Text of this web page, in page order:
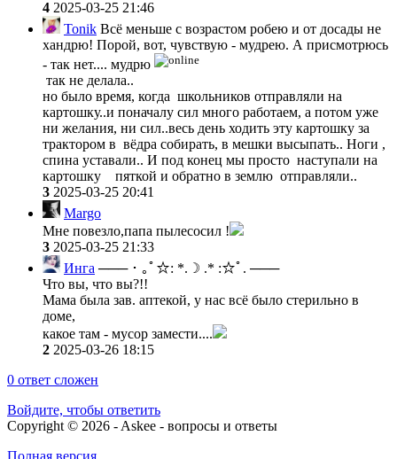
4 2025-03-25 21:46
Tonik Всё меньше с возрастом робею и от досады не
хандрю! Порой, вот, чувствую - мудрею. А присмотрюсь
- так нет.... мудрю
так не делала..
но было время, когда школьников отправляли на
картошку..и поначалу сил много работаем, а потом уже
ни желания, ни сил..весь день ходить эту картошку за
трактором в вёдра собирать, в мешки высыпать.. Ноги ,
спина уставали.. И под конец мы просто наступали на
картошку пяткой и обратно в землю отправляли..
3 2025-03-25 20:41
Margo
Мне повезло,папа пылесосил !
3 2025-03-25 21:33
Инга ─── ･ ｡ﾟ☆: *.☽ .* :☆ﾟ. ───
Что вы, что вы?!!
Мама была зав. аптекой, у нас всё было стерильно в
доме,
какое там - мусор замести....
2 2025-03-26 18:15
0 ответ сложен
Войдите, чтобы ответить
Copyright © 2026 - Askee - вопросы и ответы